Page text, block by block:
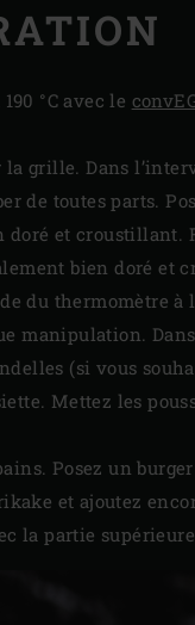
°C avec le
la grille. Dans
de toutes parts.
doré et croustillant.
bien doré
du thermomètre
manipulation.
(si vous
Mettez les
Posez un
et ajoutez
la partie